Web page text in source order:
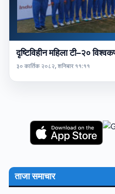
दृष्टिविहीन महिला टी–२०
३० कार्तिक २०८२, शनिबार ११:११
ताजा समाचार